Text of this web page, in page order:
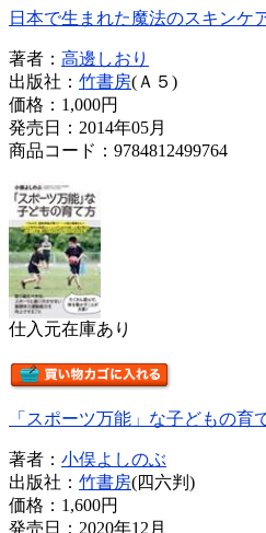
日本で生まれた魔法のスキンケ
著者： 高邊しおり
出版社： 竹書房(Ａ５)
価格： 1,000円
発売日：2014年05月
商品コード：9784812499764
仕入元在庫あり
「スポーツ万能」な子どもの育
著者： 小俣よしのぶ
出版社： 竹書房(四六判)
価格： 1,600円
発売日：2020年12月